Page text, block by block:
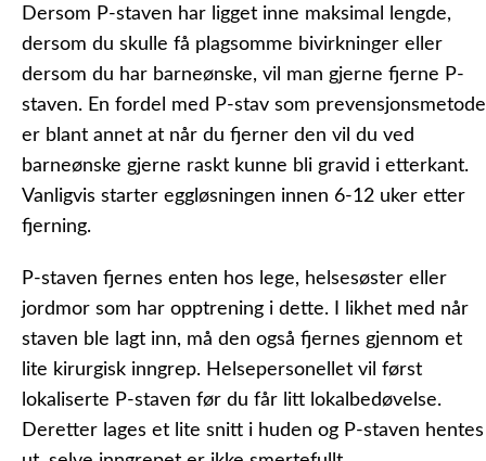
Dersom P-staven har ligget inne maksimal lengde,
dersom du skulle få plagsomme bivirkninger eller
dersom du har barneønske, vil man gjerne fjerne P-
staven. En fordel med P-stav som prevensjonsmetode
er blant annet at når du fjerner den vil du ved
barneønske gjerne raskt kunne bli gravid i etterkant.
Vanligvis starter eggløsningen innen 6-12 uker etter
fjerning.
P-staven fjernes enten hos lege, helsesøster eller
jordmor som har opptrening i dette. I likhet med når
staven ble lagt inn, må den også fjernes gjennom et
lite kirurgisk inngrep. Helsepersonellet vil først
lokaliserte P-staven før du får litt lokalbedøvelse.
Deretter lages et lite snitt i huden og P-staven hentes